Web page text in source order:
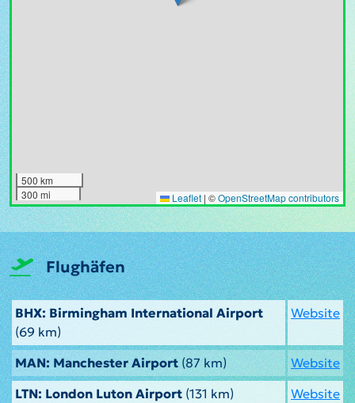
500 km
300 mi
Leaflet | ©OpenStreetMap contributors
Flughäfen
BHX: Birmingham International Airport
(69 km)
Website
MAN: Manchester Airport(87 km)
Website
LTN: London Luton Airport (131 km)
Website